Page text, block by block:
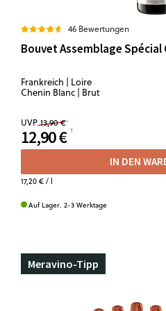
46 Bewertungen
Bouvet Assemblage Spécial
Frankreich | Loire
Chenin Blanc | Brut
UVP 13,90 €
12,90 €
IN DEN
17,20 €/ l
Auf Lager. 2-3 Werktage
Meravino-Tipp